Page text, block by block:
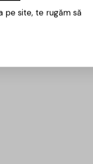
pe site, te rugăm să